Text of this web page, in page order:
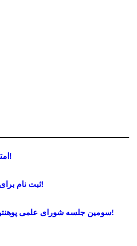
امتحان کانکور خزانی 26 اسد!
ثبت نام برای کانکور خزانی سال ۱۴۰۵!
سومین جلسه شورای علمی پوهنتون طبی اساس دایر گردید!